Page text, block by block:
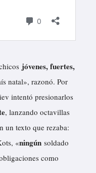
jóvenes, fuertes,
natal», razonó. Por
intentó presionarlos
, lanzando octavillas
un texto que rezaba:
«ningún soldado
como